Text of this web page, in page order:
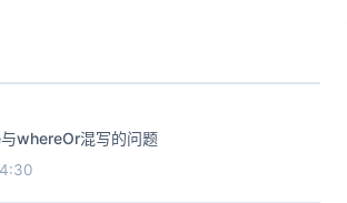
whereOr混写的问题